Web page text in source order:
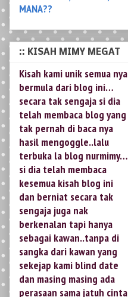
:: KISAH MIMY MEGAT
Kisah kami unik semua nya
bermula dari blog ini…
secara tak sengaja si dia
telah membaca blog yang
tak pernah di baca nya
hasil mengoggle..lalu
terbuka la blog nurmimy…
si dia telah membaca
kesemua kisah blog ini
dan berniat secara tak
sengaja juga nak
berkenalan tapi hanya
sebagai kawan..tanpa di
sangka dari kawan yang
sekejap kami blind date
dan masing masing ada
perasaan sama jatuh cinta
sesama lalu menjalinkan
percintaan singkat dalam
tempoh hanya 4 bulan dan